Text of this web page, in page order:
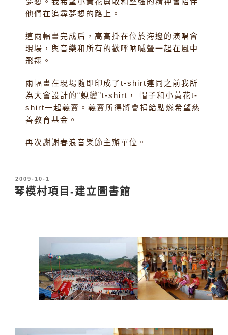
他們在追尋夢想的路上。
這兩幅畫完成后，高高掛在位於海邊的演唱會
現場，與音樂和所有的歡呼吶喊聲一起在風中
飛翔。
兩幅畫在現場隨即印成了t-shirt連同之前我所
為大會設計的“蛻變”t-shirt， 帽子和小黃花t-
shirt一起義賣。義賣所得將會捐給點燃希望慈
善教育基金。
再次謝謝春浪音樂節主辦單位。
發
表
於
2009-10-1
琴模村項目-建立圖書館